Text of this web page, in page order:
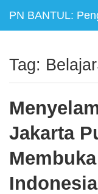
PN BANTUL:
Tag:
Jakarta
Indonesia